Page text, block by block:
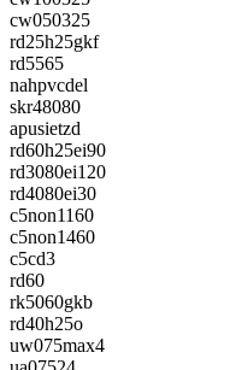
cw050325
rd25h25gkf
rd5565
nahpvcdel
skr48080
apusietzd
rd60h25ei90
rd3080ei120
rd4080ei30
c5non1160
c5non1460
c5cd3
rd60
rk5060gkb
rd40h25o
uw075max4